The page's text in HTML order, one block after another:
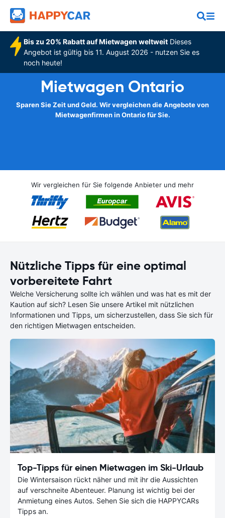
Bis zu 20% Rabatt auf Mietwagen weltweitDieses
Angebot ist gültig bis 11. August 2026 - nutzen Sie es
noch heute!
Mietwagen Ontario
Sparen Sie Zeit und Geld. Wir vergleichen die Angebote von
Mietwagenfirmen in Ontario für Sie.
Wir vergleichen für Sie folgende Anbieter und mehr
Nützliche Tipps für eine optimal
vorbereitete Fahrt
Welche Versicherung sollte ich wählen und was hat es mit der
Kaution auf sich? Lesen Sie unsere Artikel mit nützlichen
Informationen und Tipps, um sicherzustellen, dass Sie sich für
den richtigen Mietwagen entscheiden.
Top-Tipps für einen Mietwagen im Ski-Urlaub
Die Wintersaison rückt näher und mit ihr die Aussichten
auf verschneite Abenteuer. Planung ist wichtig bei der
Anmietung eines Autos. Sehen Sie sich die HAPPYCARs
Tipps an.